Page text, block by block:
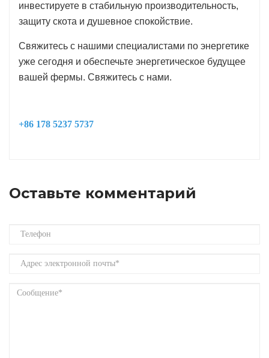
инвестируете в стабильную производительность,
защиту скота и душевное спокойствие.
Свяжитесь с нашими специалистами по энергетике
уже сегодня и обеспечьте энергетическое будущее
вашей фермы. Свяжитесь с нами.
+86 178 5237 5737
Оставьте комментарий